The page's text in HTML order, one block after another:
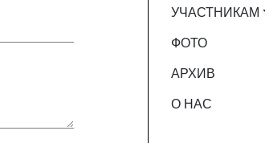
УЧАСТНИКАМ
ФОТО
АРХИВ
О НАС